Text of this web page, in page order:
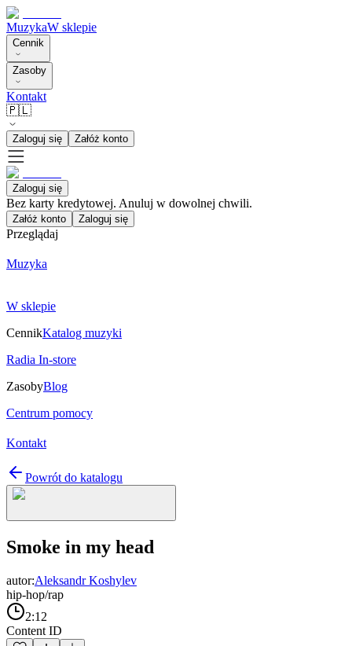
MuzykaW sklepie
Cennik
Zasoby
Kontakt
🇵🇱
Zaloguj się Załóż konto
Zaloguj się
Bez karty kredytowej. Anuluj w dowolnej chwili.
Załóż konto Zaloguj się
Przeglądaj
Muzyka
W sklepie
CennikKatalog muzyki
Radia In-store
ZasobyBlog
Centrum pomocy
Kontakt
Powrót do katalogu
Smoke in my head
autor:Aleksandr Koshylev
hip-hop/rap
2:12
Content ID